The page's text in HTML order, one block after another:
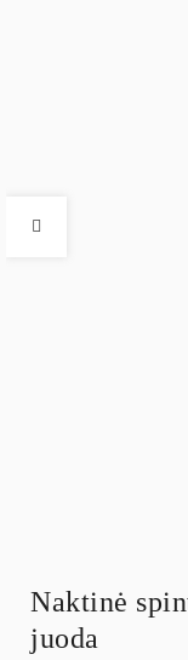
Naktinė
juoda